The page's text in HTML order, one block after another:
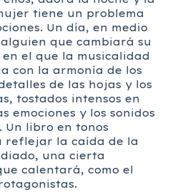
tiene un problema
Un día, en medio
que cambiará su
el que la musicalidad
con la armonía de los
de las hojas y los
tostados intensos en
emociones y los sonidos
Un libro en tonos
reflejar la caída de la
una cierta
calentará, como el